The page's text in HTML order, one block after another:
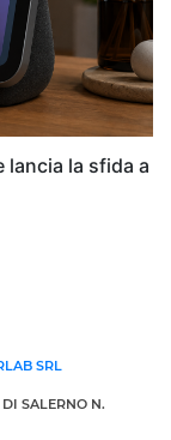
lancia la sfida a
SRL
SALERNO N.